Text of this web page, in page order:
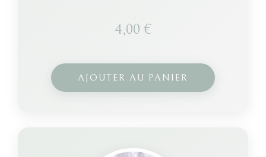
4,00 €
AJOUTER AU PANIER